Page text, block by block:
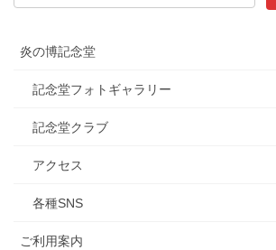
炎の博記念堂
記念堂フォトギャラリー
記念堂クラブ
アクセス
各種SNS
ご利用案内